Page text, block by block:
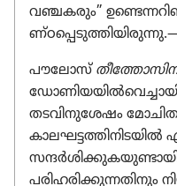
വഞ്ചകരും”
പൗലോസ്‌
തടവി​നു​ശേഷം
കാലഘ​ട്ട​ത്തി​നി​ട​യിൽ
പരിഹ​രി​ക്കു​ന്ന​തി​നും